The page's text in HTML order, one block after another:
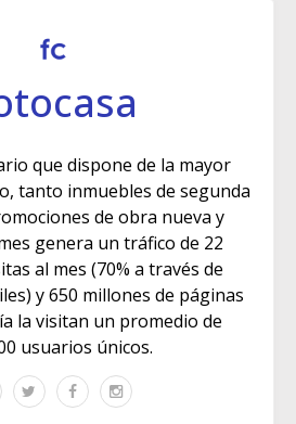
que dispone de la mayor
tanto inmuebles de segunda
de obra nueva y
genera un tráfico de 22
al mes (70% a través de
y 650 millones de páginas
la visitan un promedio de
usuarios únicos.